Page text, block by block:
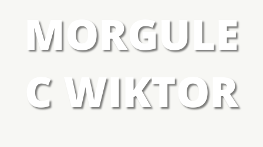
MORGULE
C WIKTOR